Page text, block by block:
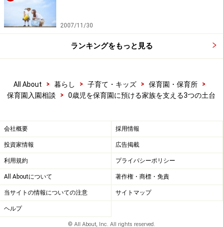
2007/11/30
ランキングをもっと見る
All About > 暮らし > 子育て・キッズ > 保育園・保育所
>
保育園入園相談
> 0歳児を保育園に預ける家族を支える3つの土台
会社概要 採用情報
投資家情報 広告掲載
利用規約 プライバシーポリシー
All Aboutについて 著作権・商標・免責
当サイトの情報についての注意 サイトマップ
ヘルプ
© All About, Inc. All rights reserved.